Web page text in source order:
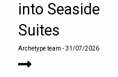
into Seaside
Suites
Archetype team - 31/07/2026